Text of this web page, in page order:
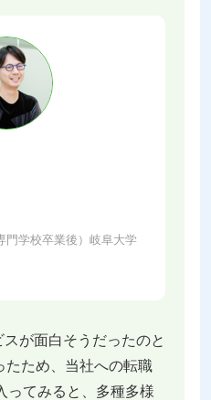
門学校卒業後）岐阜大学
が面白そうだったのと
たため、当社への転職
ってみると、多種多様